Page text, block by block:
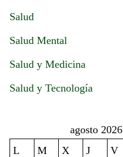
Salud
Salud Mental
Salud y Medicina
Salud y Tecnología
agosto 2026
L
M X J V